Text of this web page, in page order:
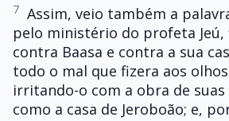
7 Assim, veio também a
pelo ministério do profeta Jeú,
contra Baasa e contra a sua
todo o mal que fizera aos olhos
irritando-o com a obra de
como a casa de Jeroboão; e,